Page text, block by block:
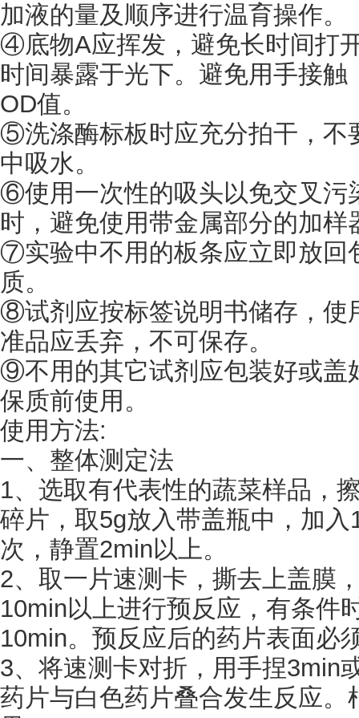
加液的量及顺序进行温育操作。
④底物A应挥发，避免长时间打
时间暴露于光下。避免用手接
OD值。
⑤洗涤酶标板时应充分拍干，不
中吸水。
⑥使用一次性的吸头以免交叉污
时，避免使用带金属部分的加样
⑦实验中不用的板条应立即放回
质。
⑧试剂应按标签说明书储存，使
准品应丢弃，不可保存。
⑨不用的其它试剂应包装好或盖
保质前使用。
使用方法:
一、整体测定法
1、选取有代表性的蔬菜样品，
碎片，取5g放入带盖瓶中，加
次，静置2min以上。
2、取一片速测卡，撕去上盖膜
10min以上进行预反应，有条件
10min。预反应后的药片表面必
3、将速测卡对折，用手捏3min
药片与白色药片叠合发生反应